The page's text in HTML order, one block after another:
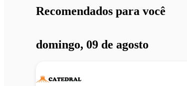
Recomendados para você
domingo, 09 de agosto